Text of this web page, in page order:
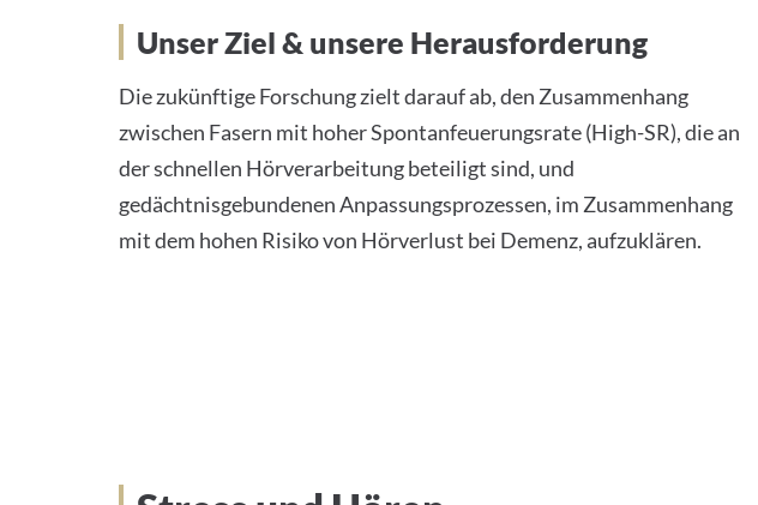
Unser Ziel & unsere Herausforderung
Die zukünftige Forschung zielt darauf ab, den Zusammenhang
zwischen Fasern mit hoher Spontanfeuerungsrate (High-SR), die an
der schnellen Hörverarbeitung beteiligt sind, und
gedächtnisgebundenen Anpassungsprozessen, im Zusammenhang
mit dem hohen Risiko von Hörverlust bei Demenz, aufzuklären.